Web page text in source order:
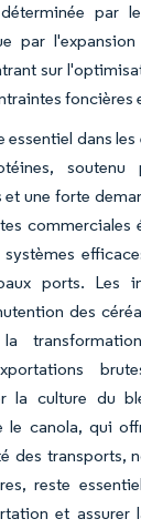
par
par
sur
foncières
essentiel dans
soutenu
une forte
commerciales
ports. Les
des
la culture du
le canola, qui
des transports,
reste
et assurer